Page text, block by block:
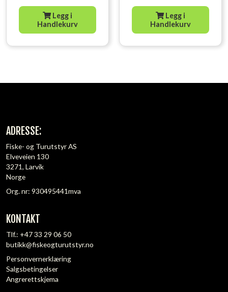
Legg i
Handlekurv
Legg i
Handlekurv
ADRESSE:
Fiske- og Turutstyr AS
Elveveien 130
3271, Larvik
Norge
Org. nr: 930495441mva
KONTAKT
Tlf.: +47 33 29 06 50
butikk@fiskeogturutstyr.no
Personvernerklæring
Salgsbetingelser
Angrerettskjema